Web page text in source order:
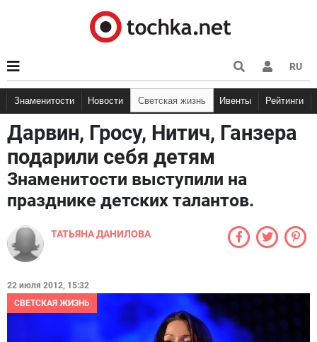
RU
Знаменитости Новости Светская жизнь Ивенты Рейтинги
Дарвин, Гросу, Нитич, Ганзера
подарили себя детям
Знаменитости выступили на
празднике детских талантов.
ТАТЬЯНА ДАНИЛОВА
22 июля 2012, 15:32
СВЕТСКАЯ ЖИЗНЬ